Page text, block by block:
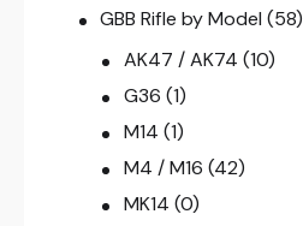
GBB Rifle by Model (58)
AK47 / AK74 (10)
G36 (1)
M14 (1)
M4 / M16 (42)
MK14 (0)